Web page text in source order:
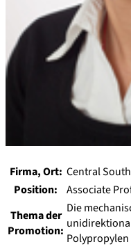
Firma, Ort: Central
Position:
Associate
Thema der
Promotion:
Die